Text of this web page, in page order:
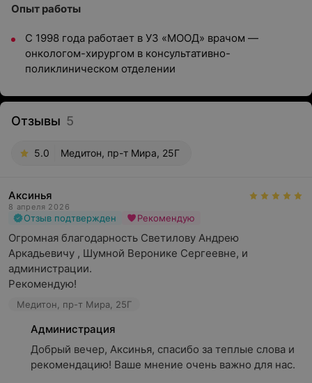
Опыт работы
С 1998 года работает в УЗ «МООД» врачом —
онкологом-хирургом в консультативно-
поликлиническом отделении
Отзывы 5
5.0 Медитон, пр-т Мира, 25Г
Аксинья
8 апреля 2026
Отзыв подтвержден Рекомендую
Огромная благодарность Светилову Андрею
Аркадьевичу , Шумной Веронике Сергеевне, и
администрации.
Рекомендую!
Медитон, пр-т Мира, 25Г
Администрация
Добрый вечер, Аксинья, спасибо за теплые слова и
рекомендацию! Ваше мнение очень важно для нас.